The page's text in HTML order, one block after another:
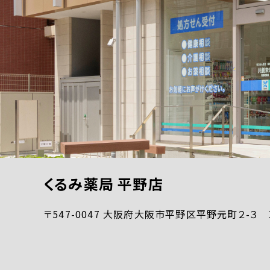
くるみ薬局 平野店
〒547-0047 大阪府大阪市平野区平野元町２-３